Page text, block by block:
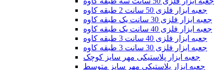
جعبه ابزار فلزی 50 سانت 2 طبقه کاوه
جعبه ابزار فلزی 30 سانت یک طبقه کاوه
جعبه ابزار فلزی 40 سانت یک طبقه کاوه
جعبه ابزار فلزی 40 سانت 3 طبقه کاوه
جعبه ابزار فلزی 30 سانت 3 طبقه کاوه
جعبه ابزار پلاستیکی مهر سایز کوچک
جعبه ابزار پلاستیکی مهر سایز متوسط